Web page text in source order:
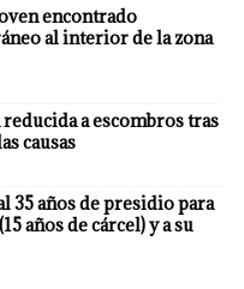
encontrado
al interior de la zona
a escombros tras
causas
35 años de presidio para
años de cárcel) y a su